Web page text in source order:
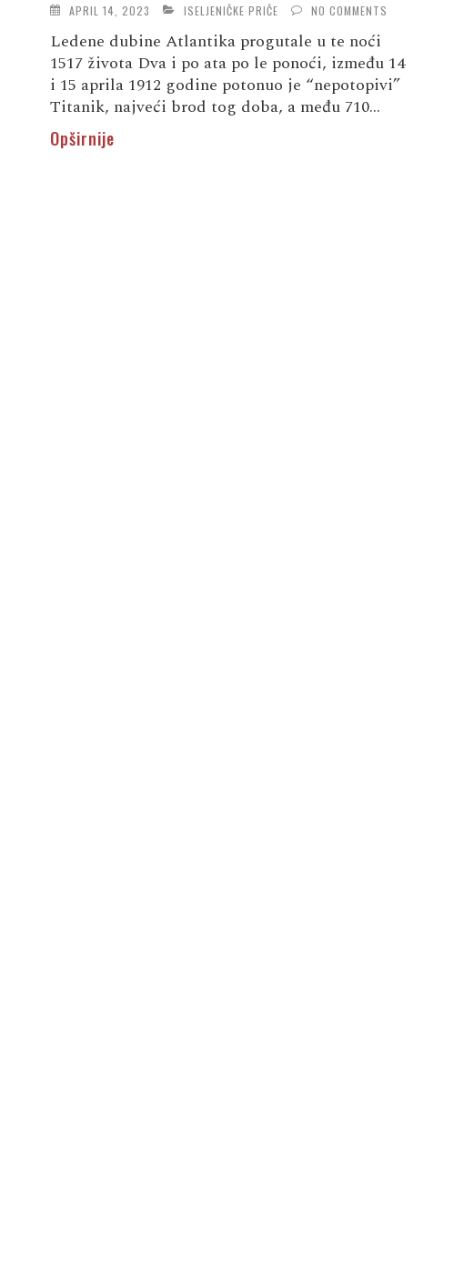
APRIL 14, 2023 ISELJENIČKE PRIČE NO COMMENTS
Ledene dubine Atlantika progutale u te noći
1517 života Dva i po ata po le ponoći, između 14
i 15 aprila 1912 godine potonuo je “nepotopivi”
Titanik, najveći brod tog doba, a među 710...
Opširnije